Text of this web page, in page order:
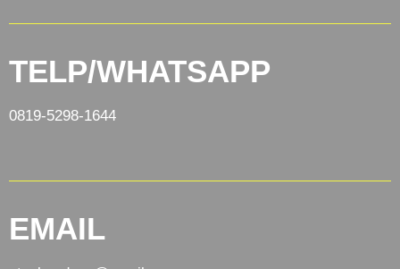
TELP/WHATSAPP
0819-5298-1644
EMAIL